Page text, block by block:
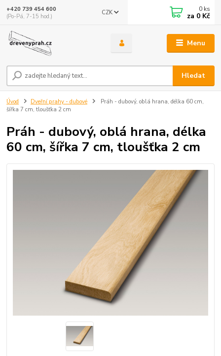
Menu
CZK
Hledat
+420 739 454 600
(Po-Pá, 7-15 hod.)
0 ks
za 0 Kč
Úvod Dveřní prahy - dubové
Práh - dubový, oblá hrana, délka 60 cm,
šířka 7 cm, tloušťka 2 cm
Práh - dubový, oblá hrana, délka
60 cm, šířka 7 cm, tloušťka 2 cm